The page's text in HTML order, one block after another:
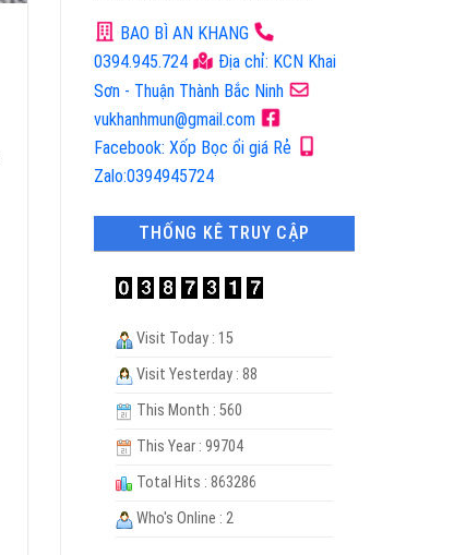
BAO BÌ AN KHANG
0394.945.724
Địa chỉ: KCN Khai
Sơn - Thuận Thành Bắc Ninh
vukhanhmun@gmail.com
Facebook: Xốp Bọc ổi giá Rẻ
Zalo:0394945724
THỐNG KÊ TRUY CẬP
Visit Today : 15
Visit Yesterday : 88
This Month : 560
This Year : 99704
Total Hits : 863286
Who's Online : 2